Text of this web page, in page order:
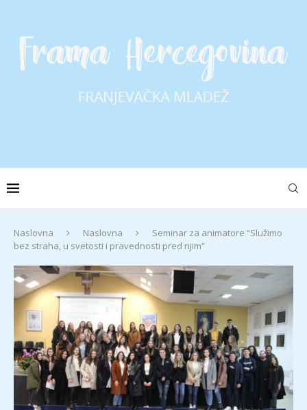
Naslovna Naslovna
Seminar za animatore “Služimo
bez straha, u svetosti i pravednosti pred njim”